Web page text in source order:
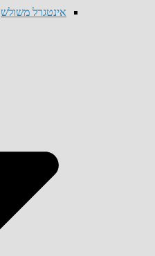
אינטגרל משולש